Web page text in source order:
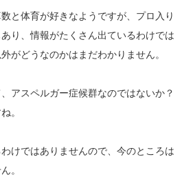
と体育が好きなようですが、プロ入り
り、情報がたくさん出ているわけでは
がどうなのかはまだわかりません。
アスペルガー症候群なのではないか？
。
けではありませんので、今のところは
。